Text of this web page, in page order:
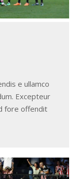
e ullamco
Excepteur
fore offendit